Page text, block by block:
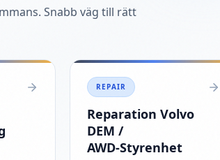
Snabb väg till rätt
REPAIR
Reparation Volvo
DEM /
AWD‑Styrenhet